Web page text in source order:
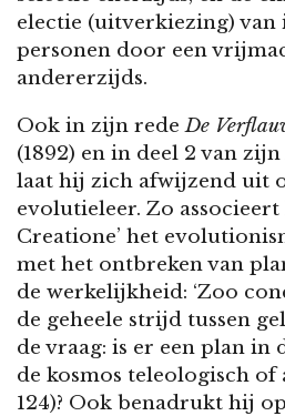
electie (uitverkiezing)
personen door een
andererzijds.
Ook in zijn redeDe
(1892) en in deel 2 van zijn
laat hij zich afwijzend uit
evolutieleer. Zo associeert
Creatione’ het
met het ontbreken van
de werkelijkheid: ‘Zoo
de geheele strijd tussen
de vraag: is er een plan in
de kosmos teleologisch of
124)? Ook benadrukt hij